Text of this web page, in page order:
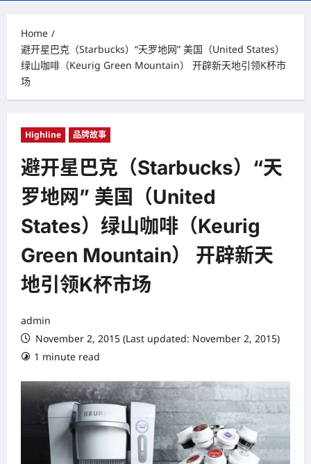
Home
避开星巴克（Starbucks）“天罗地网” 美国（United States）
绿山咖啡（Keurig Green Mountain） 开辟新天地引领K杯市
场
Highline 品牌故事
避开星巴克（Starbucks）“天
罗地网” 美国（United
States）绿山咖啡（Keurig
Green Mountain） 开辟新天
地引领K杯市场
admin
November 2, 2015 (Last updated: November 2, 2015)
1 minute read